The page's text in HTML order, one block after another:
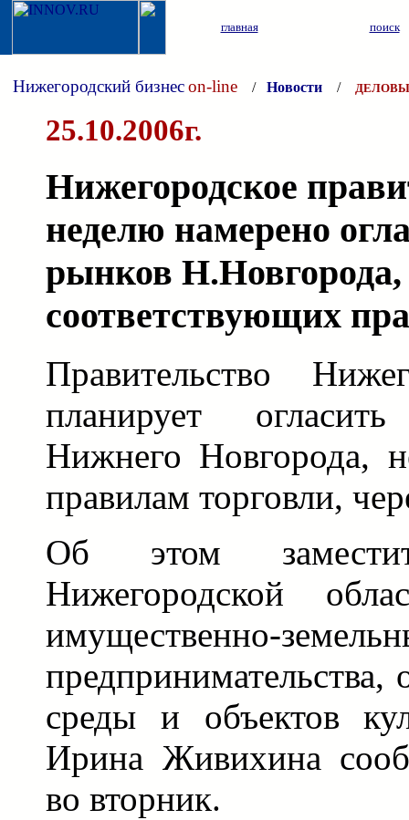
главная поиск
Нижегородский бизнесon-line / Новости /
25.10.2006г.
Нижегородское
неделю намерено
рынков Н.Новгорода,
соответствующих
Правительство
планирует
Нижнего Новгорода,
правилам торговли,
Об этом
Нижегородской
имущественно-
среды и объектов
Ирина Живихина
во вторник.